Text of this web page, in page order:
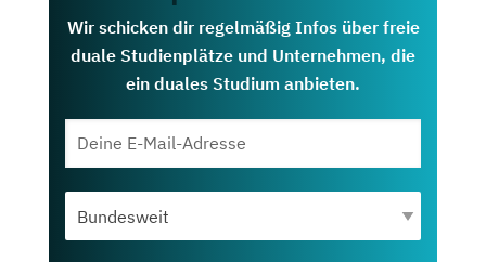
Wir schicken dir regelmäßig Infos über freie
duale Studienplätze und Unternehmen, die
ein duales Studium anbieten.